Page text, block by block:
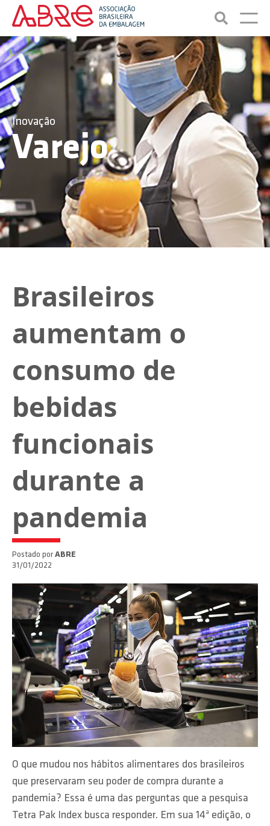
Inovação
Varejo
Brasileiros
aumentam o
consumo de
bebidas
funcionais
durante a
pandemia
Postado por ABRE
31/01/2022
O que mudou nos hábitos alimentares dos brasileiros
que preservaram seu poder de compra durante a
pandemia? Essa é uma das perguntas que a pesquisa
Tetra Pak Index busca responder. Em sua 14ª edição, o